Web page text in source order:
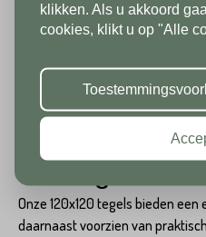
is veelzijdig en past in uw hele
slaapkamer. De verscheidene
personaliseren.
Waarom kiezen
vloertegels van
Onze 120x120 tegels bieden
daarnaast voorzien van
10/8 zien we
ons in de
klikken. Als u akkoord
cookies, klikt u op "Alle